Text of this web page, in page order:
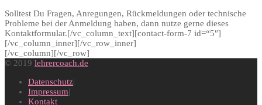
Solltest Du Fragen, Anregungen, Rückmeldungen oder technische
Probleme bei der Anmeldung haben, dann nutze gerne dieses
Kontaktformular.[/vc_column_text][contact-form-7 id=“5″]
[/vc_column_inner][/vc_row_inner]
[/vc_column][/vc_row]
© 2019 lehrercoach.de
Datenschutz
Impressum
Kontakt